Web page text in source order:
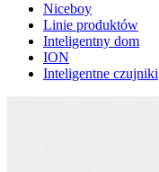
Niceboy
Linie produktów
Inteligentny dom
ION
Inteligentne czujniki